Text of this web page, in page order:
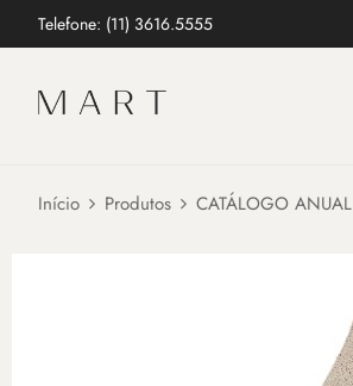
Telefone: (11) 3616.5555
Início Produtos CATÁLOGO ANUAL